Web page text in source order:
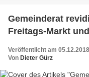
Gemeinderat
Freitags-Markt
Veröffentlicht am
Von Dieter Gürz